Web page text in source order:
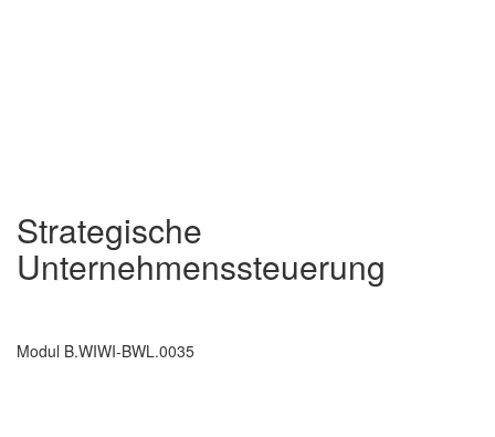
Strategische
Unternehmenssteuerung
Modul B.WIWI-BWL.0035